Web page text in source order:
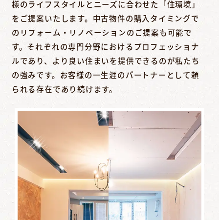
様のライフスタイルとニーズに合わせた「住環境」
をご提案いたします。中古物件の購入タイミングで
のリフォーム・リノベーションのご提案も可能で
す。それぞれの専門分野におけるプロフェッショナ
ルであり、より良い住まいを提供できるのが私たち
の強みです。お客様の一生涯のパートナーとして頼
られる存在であり続けます。